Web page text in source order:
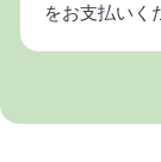
をお支払いく